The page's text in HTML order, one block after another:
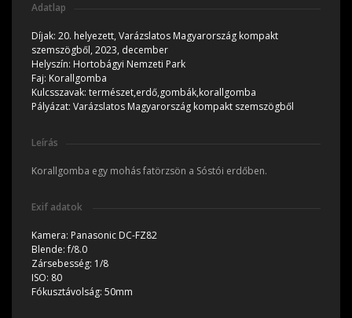
Adatlap
Díjak: 20. helyezett, Varázslatos Magyarország kompakt
szemszögből, 2023, december
Helyszín: Hortobágyi Nemzeti Park
Faj: Korallgomba
Kulcsszavak: természet,erdő,gombák,korallgomba
Pályázat: Varázslatos Magyarország kompakt szemszögből
Leírás
Korallgomba egy mohás fatörzsön a Sóstói erdőben.
Exif adatok
Kamera: Panasonic DC-FZ82
Blende:f/8.0
Zársebesség: 1/8
ISO: 80
Fókusztávolság: 50mm